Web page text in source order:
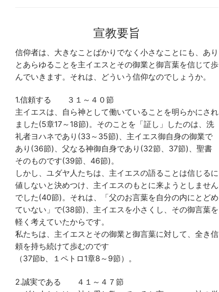
宣教要旨
信仰者は、大きなことばかりでなく小さなことにも、あり
とあらゆることを主イエスとその御業と御言葉を信じて歩
んでいきます。それは、どういう信仰なのでしょうか。
1.信頼する ３１～４０節
主イエスは、自ら神として働いていることを明らかにされ
ました(5章17～18節)。そのことを「証し」したのは、洗
礼者ヨハネであり(33～35節)、主イエス御自身の御業で
あり(36節)、父なる神御自身であり(32節、37節)、聖書
そのものです(39節、46節)。
しかし、ユダヤ人たちは、主イエスの語ることは信じるに
値しないと決めつけ、主イエスのもとに来ようとしません
でした(40節)。それは、「父のお言葉を自分の内にとどめ
ていない」で(38節)、主イエスを小さくし、その御言葉を
軽く考えていたからです。
私たちは、主イエスとその御業と御言葉に対して、全き信
頼を持ち続けて歩むのです
（37節b、１ペトロ1章8～9節）。
2.誠実である ４１～４７節